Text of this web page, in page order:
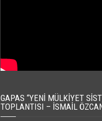
GAPAS “YENI MÜLKIYET
TOPLANTISI – İSMAIL